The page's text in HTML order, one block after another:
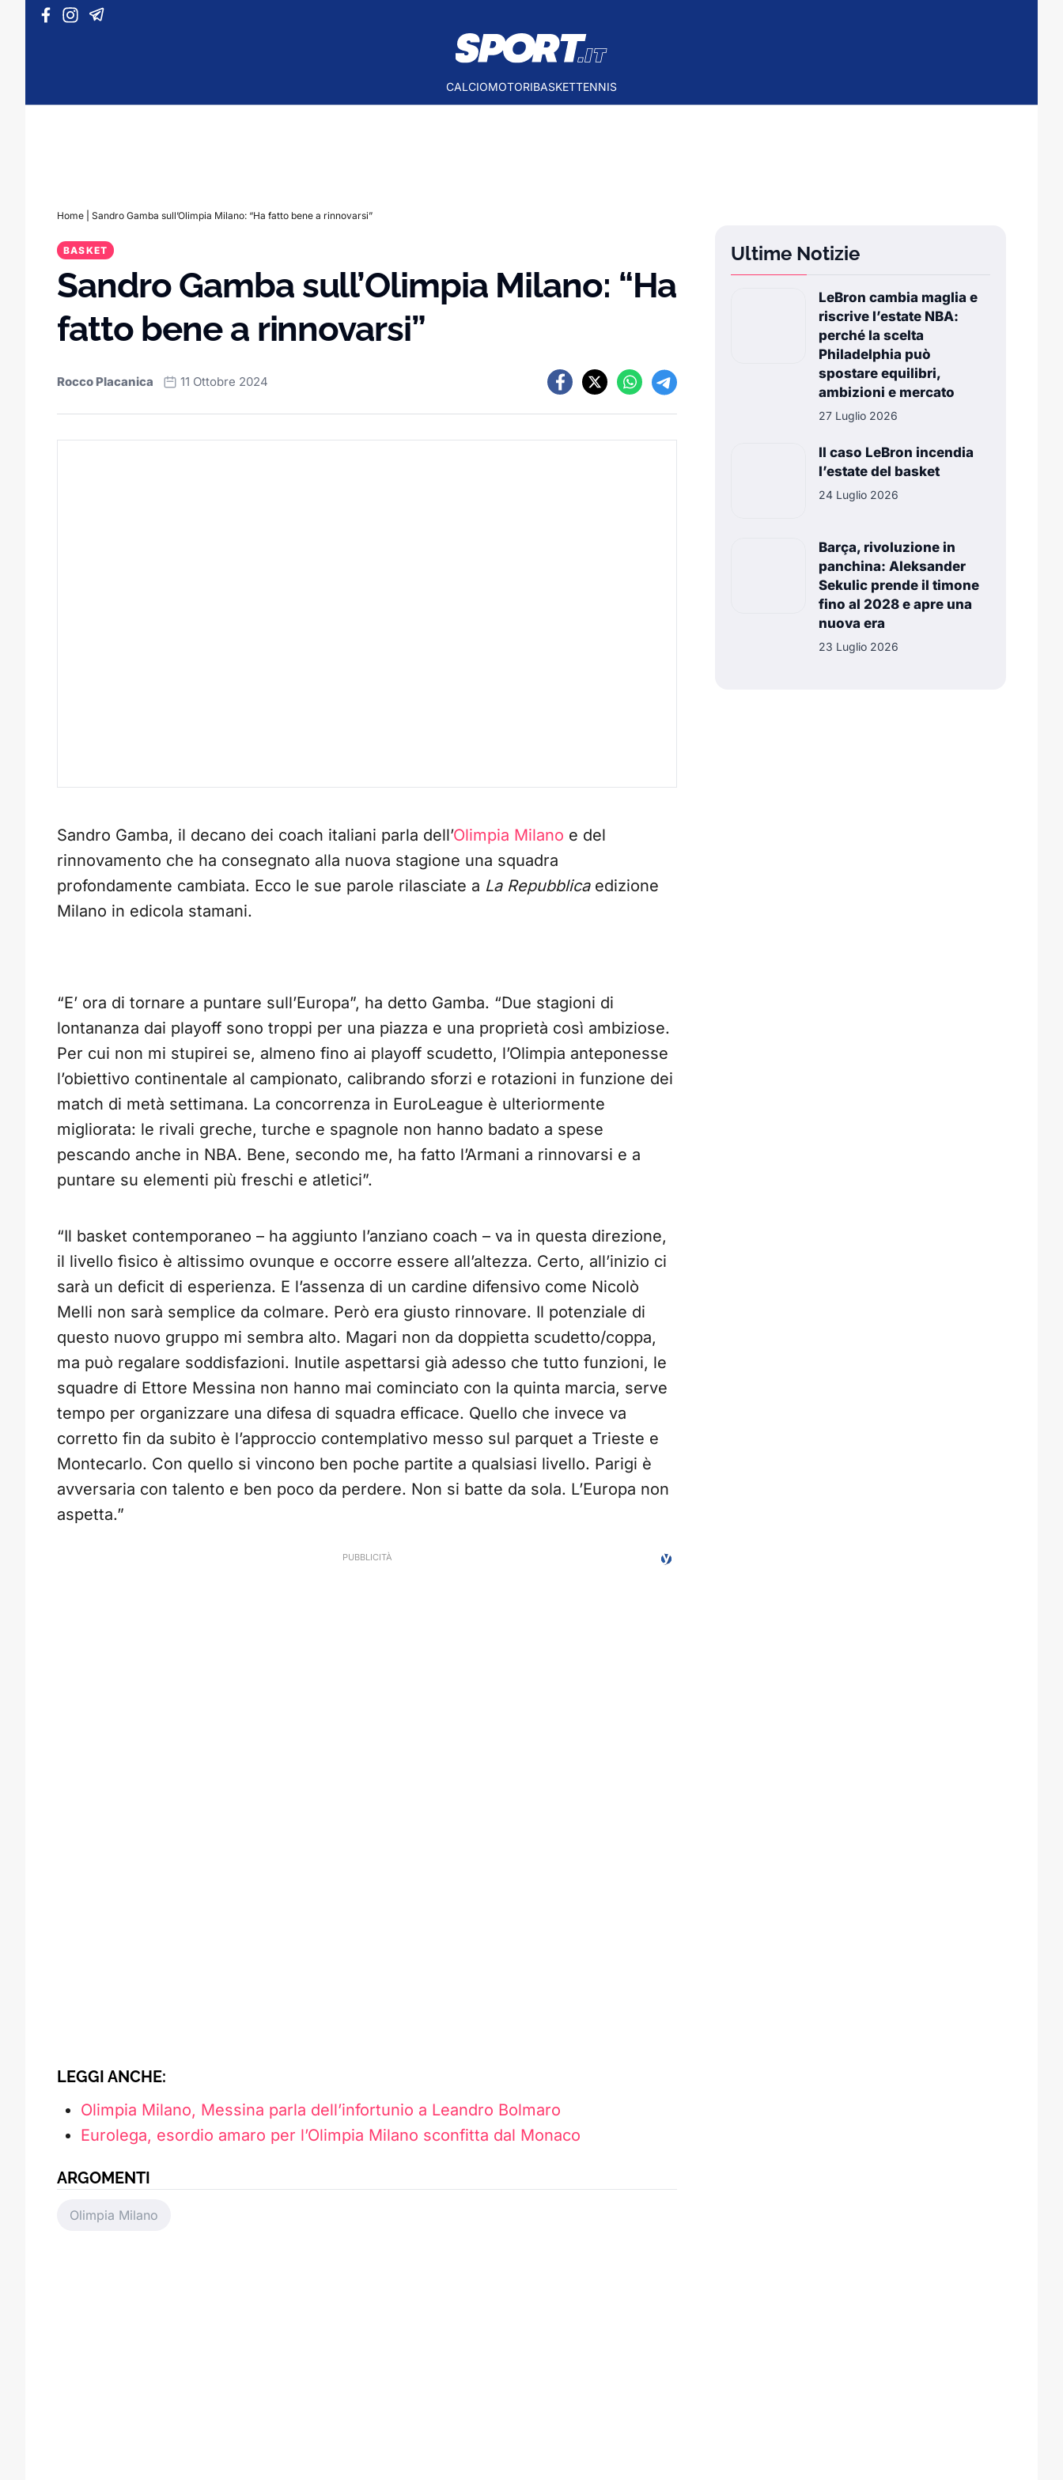
Vai al contenuto
CALCIOMOTORIBASKETTENNIS
Home Sandro Gamba sull’Olimpia Milano: “Ha fatto bene a rinnovarsi”
BASKET
Sandro Gamba sull’Olimpia Milano: “Ha
fatto bene a rinnovarsi”
Rocco Placanica 11 Ottobre 2024
Sandro Gamba, il decano dei coach italiani parla dell’Olimpia Milano e del
rinnovamento che ha consegnato alla nuova stagione una squadra
profondamente cambiata. Ecco le sue parole rilasciate a La Repubblicaedizione
Milano in edicola stamani.
“E’ ora di tornare a puntare sull’Europa”, ha detto Gamba. “Due stagioni di
lontananza dai playoff sono troppi per una piazza e una proprietà così ambiziose.
Per cui non mi stupirei se, almeno fino ai playoff scudetto, l’Olimpia anteponesse
l’obiettivo continentale al campionato, calibrando sforzi e rotazioni in funzione dei
match di metà settimana. La concorrenza in EuroLeague è ulteriormente
migliorata: le rivali greche, turche e spagnole non hanno badato a spese
pescando anche in NBA. Bene, secondo me, ha fatto l’Armani a rinnovarsi e a
puntare su elementi più freschi e atletici”.
“Il basket contemporaneo – ha aggiunto l’anziano coach – va in questa direzione,
il livello fìsico è altissimo ovunque e occorre essere all’altezza. Certo, all’inizio ci
sarà un deficit di esperienza. E l’assenza di un cardine difensivo come Nicolò
Melli non sarà semplice da colmare. Però era giusto rinnovare. Il potenziale di
questo nuovo gruppo mi sembra alto. Magari non da doppietta scudetto/coppa,
ma può regalare soddisfazioni. Inutile aspettarsi già adesso che tutto funzioni, le
squadre di Ettore Messina non hanno mai cominciato con la quinta marcia, serve
tempo per organizzare una difesa di squadra efficace. Quello che invece va
corretto fin da subito è l’approccio contemplativo messo sul parquet a Trieste e
Montecarlo. Con quello si vincono ben poche partite a qualsiasi livello. Parigi è
avversaria con talento e ben poco da perdere. Non si batte da sola. L’Europa non
aspetta.”
LEGGI ANCHE:
Olimpia Milano, Messina parla dell’infortunio a Leandro Bolmaro
Eurolega, esordio amaro per l’Olimpia Milano sconfitta dal Monaco
ARGOMENTI
Olimpia Milano
Ultime Notizie
LeBron cambia maglia e
riscrive l’estate NBA:
perché la scelta
Philadelphia può
spostare equilibri,
ambizioni e mercato
27 Luglio 2026
Il caso LeBron incendia
l’estate del basket
24 Luglio 2026
Barça, rivoluzione in
panchina: Aleksander
Sekulic prende il timone
fino al 2028 e apre una
nuova era
23 Luglio 2026